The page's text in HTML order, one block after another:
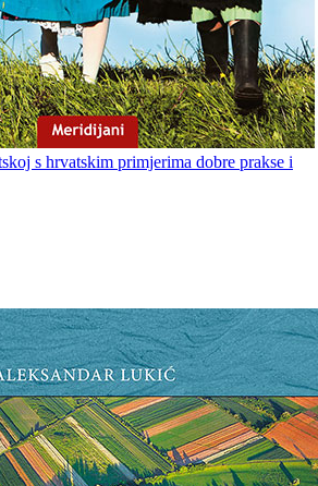
s hrvatskim primjerima dobre prakse i